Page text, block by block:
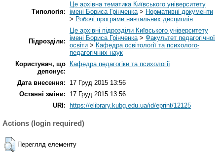
Типологія:
Це архівна тематика Київського університету
імені Бориса Грінченка> Нормативні документи
> Робочі програми навчальних дисциплін
Підрозділи:
Це архівні підрозділи Київського університету
імені Бориса Грінченка> Факультет педагогічної
освіти > Кафедра освітології та психолого-
педагогічних наук
Користувач, що
депонує:
Кафедра педагогіки та психології
Дата внесення:
17 Груд 2015 13:56
Останні зміни:
17 Груд 2015 13:56
URI:
https://elibrary.kubg.edu.ua/id/eprint/12125
Actions (login required)
Перегляд елементу